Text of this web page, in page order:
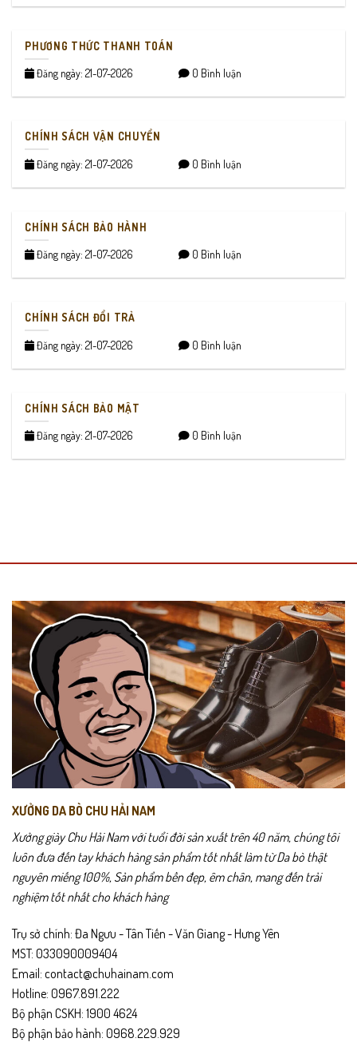
PHƯƠNG THỨC THANH TOÁN
Đăng ngày: 21-07-2026 0 Bình luận
CHÍNH SÁCH VẬN CHUYỂN
Đăng ngày: 21-07-2026 0 Bình luận
CHÍNH SÁCH BẢO HÀNH
Đăng ngày: 21-07-2026 0 Bình luận
CHÍNH SÁCH ĐỔI TRẢ
Đăng ngày: 21-07-2026 0 Bình luận
CHÍNH SÁCH BẢO MẬT
Đăng ngày: 21-07-2026 0 Bình luận
XƯỞNG DA BÒ CHU HẢI NAM
Xưởng giày Chu Hải Nam với tuổi đời sản xuất trên 40 năm, chúng tôi
luôn đưa đến tay khách hàng sản phẩm tốt nhất làm từ Da bò thật
nguyên miếng 100%, Sản phẩm bền đẹp, êm chân, mang đến trải
nghiệm tốt nhất cho khách hàng
Trụ sở chính: Đa Ngưu - Tân Tiến - Văn Giang - Hưng Yên
MST: 033090009404
Email: contact@chuhainam.com
Hotline: 0967.891.222
Bộ phận CSKH: 1900 4624
Bộ phận bảo hành: 0968.229.929